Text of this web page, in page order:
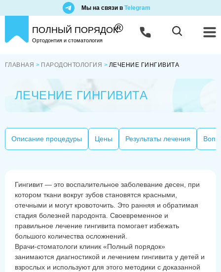
Мы на связи в Telegram
ПОЛНЫЙ ПОРЯДОК®
Ортодонтия и стоматология
ГЛАВНАЯ ПАРОДОНТОЛОГИЯ ЛЕЧЕНИЕ ГИНГИВИТА
ЛЕЧЕНИЕ ГИНГИВИТА
Описание процедуры Цены Результаты лечения
Гингивит — это воспалительное заболевание десен, при
котором ткани вокруг зубов становятся красными,
отечными и могут кровоточить. Это ранняя и обратимая
стадия болезней пародонта. Своевременное и
правильное лечение гингивита помогает избежать
большого количества осложнений.
Врачи-стоматологи клиник «Полный порядок»
занимаются диагностикой и лечением гингивита у детей и
взрослых и используют для этого методики с доказанной